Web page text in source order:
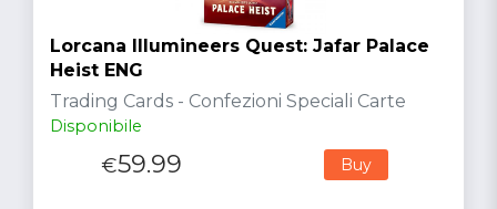
Lorcana Illumineers Quest: Jafar Palace
Heist ENG
Trading Cards - Confezioni Speciali Carte
Disponibile
€59.99 Buy